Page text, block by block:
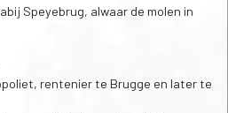
Speyebrug, alwaar de molen in
rentenier te Brugge en later te